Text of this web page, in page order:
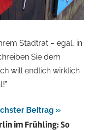
Stadtrat – egal, in
Sie dem
will endlich wirklich
Beitrag
im Frühling: So